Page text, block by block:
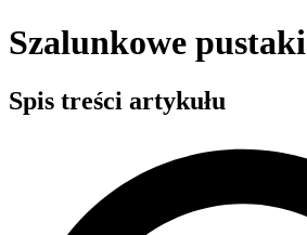
Szalunkowe pustaki
Spis treści artykułu